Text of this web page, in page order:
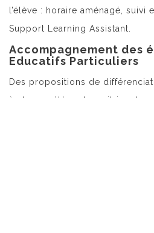
l’élève : horaire aménagé, suivi
Support Learning Assistant.
Accompagnement des
Educatifs Particuliers
Des propositions de
à chaque élève de maitriser les